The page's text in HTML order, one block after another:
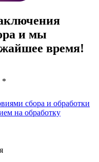
и мы
время!
*
сбора и обработки
на обработку